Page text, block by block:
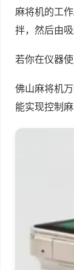
麻将机的工
拌，然后由
若你在仪器
佛山麻将机
能实现控制